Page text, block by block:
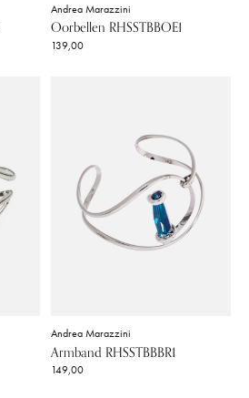
Andrea Marazzini
Oorbellen RHSSTBBOE1
139,00
Andrea Marazzini
Armband RHSSTBBBR1
149,00